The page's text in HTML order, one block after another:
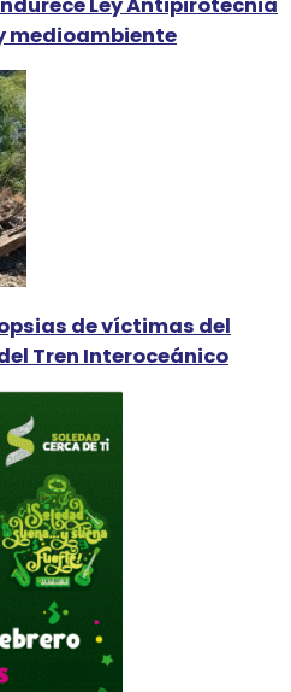
medioambiente
de víctimas del
Tren Interoceánico